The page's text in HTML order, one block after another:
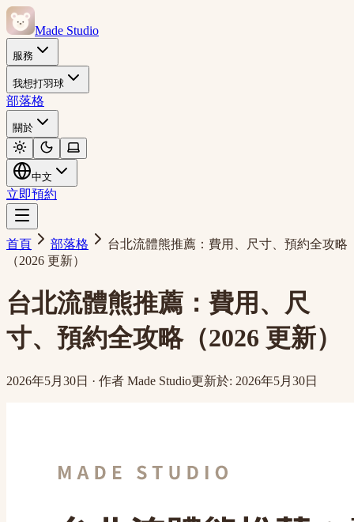
Made Studio
服務
我想打羽球
部落格
關於
中文
立即預約
首頁 部落格
台北流體熊推薦：費用、尺寸、預約全攻略
（2026 更新）
台北流體熊推薦：費用、尺
寸、預約全攻略（2026 更新）
2026年5月30日 · 作者 Made Studio更新於: 2026年5月30日